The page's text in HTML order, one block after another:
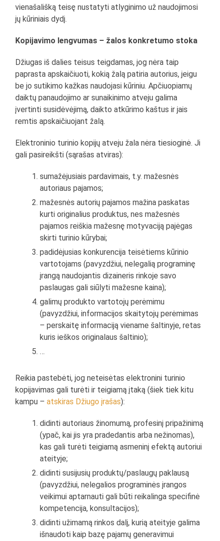
vienašališką teisę nustatyti atlyginimo už naudojimosi
jų kūriniais dydį.
Kopijavimo lengvumas – žalos konkretumo stoka
Džiugas iš dalies teisus teigdamas, jog nėra taip
paprasta apskaičiuoti, kokią žalą patiria autorius, jeigu
be jo sutikimo kažkas naudojasi kūriniu. Apčiuopiamų
daiktų panaudojimo ar sunaikinimo atveju galima
įvertinti susidėvėjimą, daikto atkūrimo kaštus ir jais
remtis apskaičiuojant žalą.
Elektroninio turinio kopijų atveju žala nėra tiesioginė. Ji
gali pasireikšti (sąrašas atviras):
sumažėjusiais pardavimais, t.y. mažesnės
autoriaus pajamos;
mažesnės autorių pajamos mažina paskatas
kurti originalius produktus, nes mažesnės
pajamos reiškia mažesnę motyvaciją pajėgas
skirti turinio kūrybai;
padidėjusias konkurencija teisėtiems kūrinio
vartotojams (pavyzdžiui, nelegalią programinę
įrangą naudojantis dizaineris rinkoje savo
paslaugas gali siūlyti mažesne kaina);
galimų produkto vartotojų perėmimu
(pavyzdžiui, informacijos skaitytojų perėmimas
– perskaitę informaciją viename šaltinyje, retas
kuris ieškos originalaus šaltinio);
…
Reikia pastebėti, jog neteisėtas elektronini turinio
kopijavimas gali turėti ir teigiamą įtaką (šiek tiek kitu
kampu –atskiras Džiugo įrašas):
didinti autoriaus žinomumą, profesinį pripažinimą
(ypač, kai jis yra pradedantis arba nežinomas),
kas gali turėti teigiamą asmeninį efektą autoriui
ateityje;
didinti susijusių produktų/paslaugų paklausą
(pavyzdžiui, nelegalios programinės įrangos
veikimui aptarnauti gali būti reikalinga specifinė
kompetencija, konsultacijos);
didinti užimamą rinkos dalį, kurią ateityje galima
išnaudoti kaip bazę pajamų generavimui